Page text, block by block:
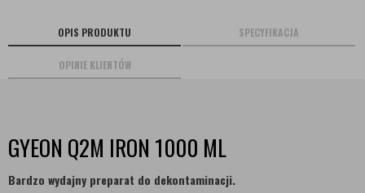
OPIS PRODUKTU SPECYFIKACJA
OPINIE KLIENTÓW
GYEON Q2M IRON 1000 ML
Bardzo wydajny preparat do dekontaminacji.